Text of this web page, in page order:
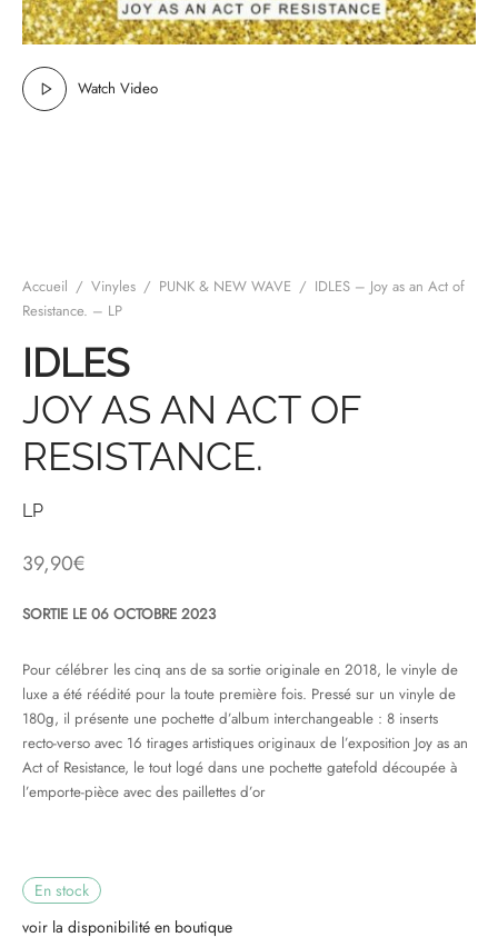
Watch Video
Accueil / Vinyles / PUNK & NEW WAVE / IDLES – Joy as an Act of
Resistance. – LP
IDLES
JOY AS AN ACT OF
RESISTANCE.
LP
39,90€
SORTIE LE 06 OCTOBRE 2023
Pour célébrer les cinq ans de sa sortie originale en 2018, le vinyle de
luxe a été réédité pour la toute première fois. Pressé sur un vinyle de
180g, il présente une pochette d’album interchangeable : 8 inserts
recto-verso avec 16 tirages artistiques originaux de l’exposition Joy as an
Act of Resistance, le tout logé dans une pochette gatefold découpée à
l’emporte-pièce avec des paillettes d’or
En stock
voir la disponibilité en boutique
Phono
Casques
& MINIMALISTE
NEW WAVE
& RAP FRANCAIS
ROCK, STONER & HEAVY METAL
ELECTRONIQUES
DU MONDE
CLASSIQUE
2026
DU 30/10/2026
SKA